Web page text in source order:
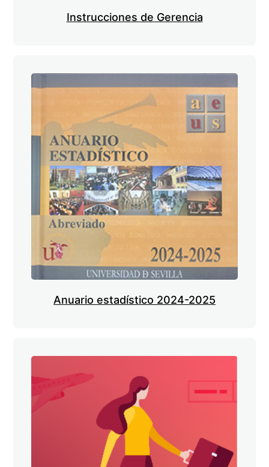
Instrucciones de Gerencia
Imagen
Anuario estadístico 2024-2025